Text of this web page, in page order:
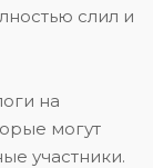
слил и
на
могут
участники.